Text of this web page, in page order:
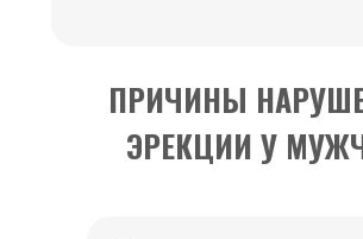
ПРИЧИНЫ
ЭРЕКЦИИ У